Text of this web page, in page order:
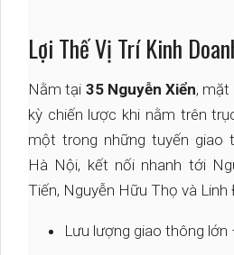
Lợi Thế Vị Trí Kinh
Nằm tại 35 Nguyễn Xiển, mặt
kỳ chiến lược khi nằm trên
một trong những tuyến giao
Hà Nội, kết nối nhanh tới
Tiến, Nguyễn Hữu Thọ và Linh
Lưu lượng giao thông